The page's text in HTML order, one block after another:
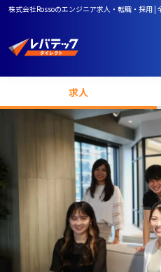
株式会社Rossoのエンジニア求人・転職・採用
求人